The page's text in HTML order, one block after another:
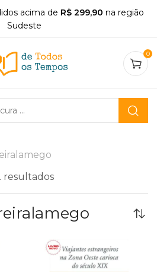
acima de R$ 299,90 na região
Sudeste
0
resultados